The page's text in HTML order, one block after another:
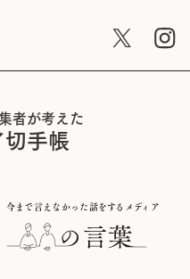
者が考えた
切手帳
今まで言えなかった話をするメディア